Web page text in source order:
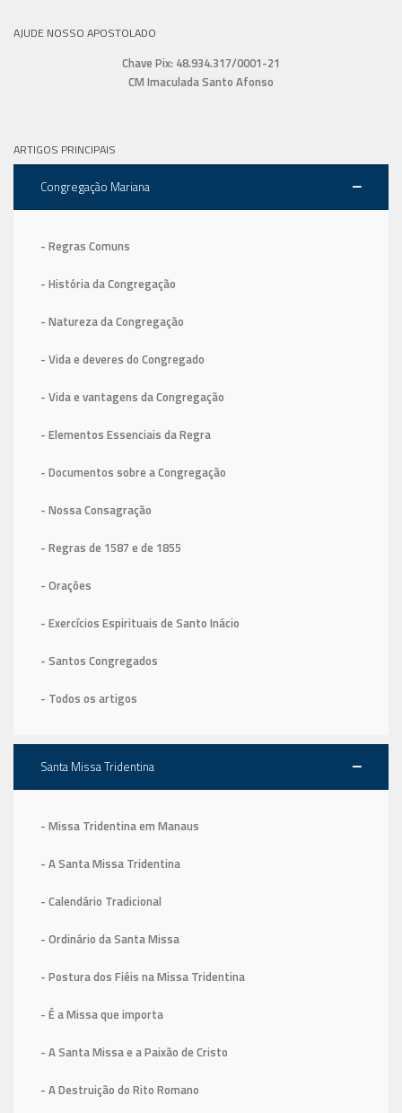
AJUDE NOSSO APOSTOLADO
Chave Pix: 48.934.317/0001-21
CM Imaculada Santo Afonso
ARTIGOS PRINCIPAIS
Congregação Mariana
- Regras Comuns
- História da Congregação
- Natureza da Congregação
- Vida e deveres do Congregado
- Vida e vantagens da Congregação
- Elementos Essenciais da Regra
- Documentos sobre a Congregação
- Nossa Consagração
- Regras de 1587 e de 1855
- Orações
- Exercícios Espirituais de Santo Inácio
- Santos Congregados
- Todos os artigos
Santa Missa Tridentina
- Missa Tridentina em Manaus
- A Santa Missa Tridentina
- Calendário Tradicional
- Ordinário da Santa Missa
- Postura dos Fiéis na Missa Tridentina
- É a Missa que importa
- A Santa Missa e a Paixão de Cristo
- A Destruição do Rito Romano